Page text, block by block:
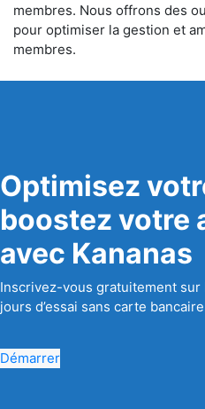
membres. Nous offrons des
pour optimiser la gestion et
membres.
Optimisez
boostez votre
avec Kananas
Inscrivez-vous gratuitement
jours d’essai sans carte
Démarrer